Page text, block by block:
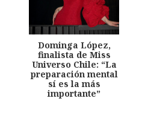
Dominga López,
finalista de Miss
Universo Chile: “La
preparación mental
sí es la más
importante”